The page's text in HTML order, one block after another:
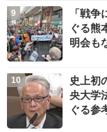
「戦
ぐる熊
明会も
史上初
央大学
ぐる参